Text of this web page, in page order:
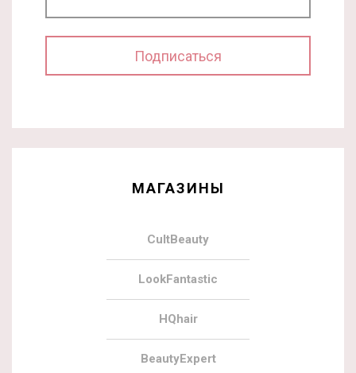
МАГАЗИНЫ
CultBeauty
LookFantastic
HQhair
BeautyExpert